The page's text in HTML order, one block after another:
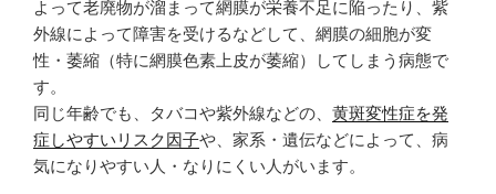
よって老廃物が溜まって網膜が栄養不足に陥ったり、紫
外線によって障害を受けるなどして、網膜の細胞が変
性・萎縮（特に網膜色素上皮が萎縮）してしまう病態で
す。
同じ年齢でも、タバコや紫外線などの、 黄斑変性症を発
症しやすいリスク因子や、家系・遺伝などによって、病
気になりやすい人・なりにくい人がいます。